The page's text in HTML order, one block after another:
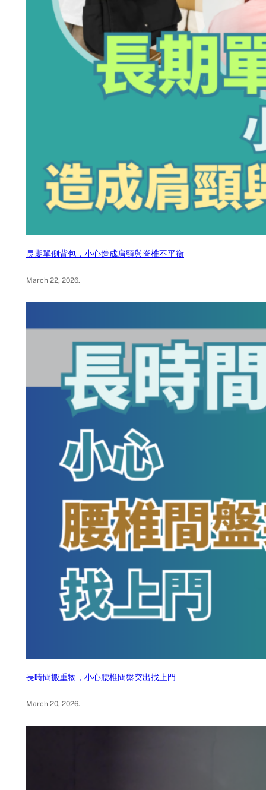
長期單側背包，小心造成肩頸與脊椎不平衡
March 22, 2026.
長時間搬重物，小心腰椎間盤突出找上門
March 20, 2026.